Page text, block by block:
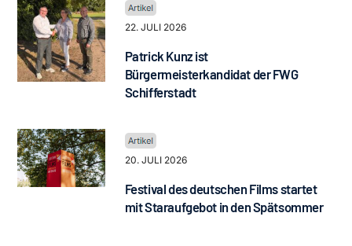
22. JULI 2026
Patrick Kunz ist
Bürgermeisterkandidat der FWG
Schifferstadt
20. JULI 2026
Festival des deutschen Films startet
mit Staraufgebot in den Spätsommer